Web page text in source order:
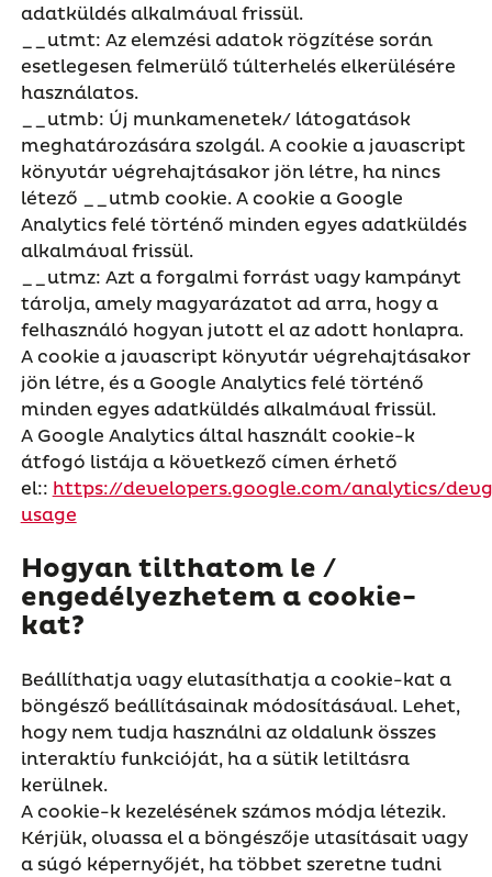
adatküldés alkalmával frissül.
__utmt: Az elemzési adatok rögzítése során
esetlegesen felmerülő túlterhelés elkerülésére
használatos.
__utmb: Új munkamenetek/ látogatások
meghatározására szolgál. A cookie a javascript
könyvtár végrehajtásakor jön létre, ha nincs
létező __utmb cookie. A cookie a Google
Analytics felé történő minden egyes adatküldés
alkalmával frissül.
__utmz: Azt a forgalmi forrást vagy kampányt
tárolja, amely magyarázatot ad arra, hogy a
felhasználó hogyan jutott el az adott honlapra.
A cookie a javascript könyvtár végrehajtásakor
jön létre, és a Google Analytics felé történő
minden egyes adatküldés alkalmával frissül.
A Google Analytics által használt cookie-k
átfogó listája a következő címen érhető
el:: https://developers.google.com/analytics/
usage
Hogyan tilthatom le /
engedélyezhetem a cookie-
kat?
Beállíthatja vagy elutasíthatja a cookie-kat a
böngésző beállításainak módosításával. Lehet,
hogy nem tudja használni az oldalunk összes
interaktív funkcióját, ha a sütik letiltásra
kerülnek.
A cookie-k kezelésének számos módja létezik.
Kérjük, olvassa el a böngészője utasításait vagy
a súgó képernyőjét, ha többet szeretne tudni